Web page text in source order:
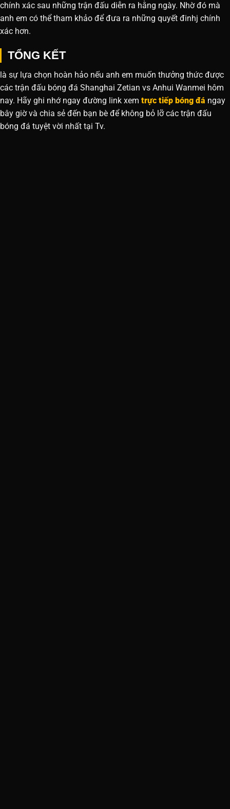
chính xác sau những trận đấu diễn ra hằng ngày. Nhờ đó mà
anh em có thể tham khảo để đưa ra những quyết đinhj chính
xác hơn.
TỔNG KẾT
là sự lựa chọn hoàn hảo nếu anh em muốn thưởng thức được
các trận đấu bóng đá Shanghai Zetian vs Anhui Wanmei hôm
nay. Hãy ghi nhớ ngay đường link xem trực tiếp bóng đá ngay
bây giờ và chia sẻ đến bạn bè để không bỏ lỡ các trận đấu
bóng đá tuyệt vời nhất tại Tv.